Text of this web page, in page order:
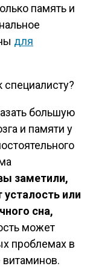
память и
для
специалисту?
большую
и памяти у
заметили,
усталость или
сна,
может
проблемах в
витаминов.